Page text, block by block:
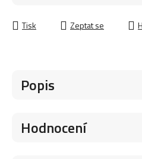
Tisk Zeptat se
Popis
Hodnocení